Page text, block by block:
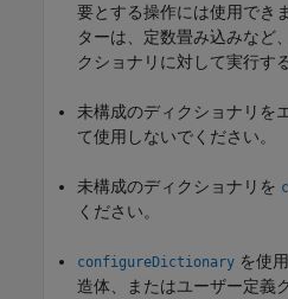
要とする操作には使用でき
ターは、定数畳み込みなど
クショナリに対して実行す
未構成のディクショナリを
て使用しないでください。
未構成のディクショナリを
ください。
configureDictionary を使
造体、またはユーザー定義